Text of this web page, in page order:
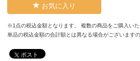
お気に入り
※1点の税込金額となります。 複数の商品をご購入いた
単品の税込金額の合計額とは異なる場合がございます
ポスト